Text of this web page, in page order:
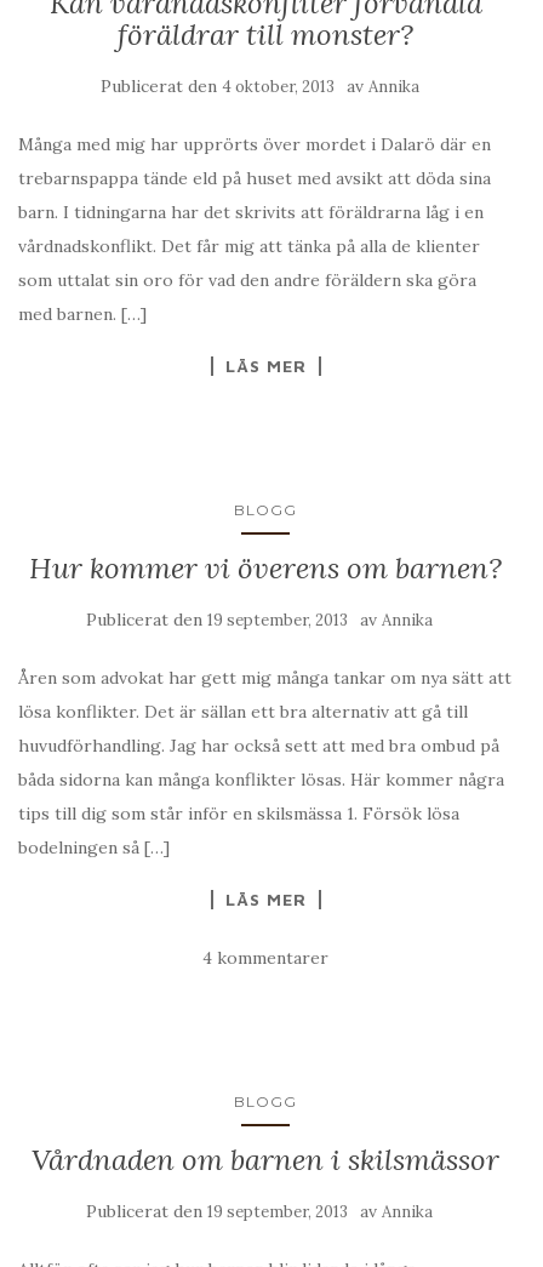
föräldrar till monster?
Publicerat den 4 oktober, 2013 av Annika
Många med mig har upprörts över mordet i Dalarö där en
trebarnspappa tände eld på huset med avsikt att döda sina
barn. I tidningarna har det skrivits att föräldrarna låg i en
vårdnadskonflikt. Det får mig att tänka på alla de klienter
som uttalat sin oro för vad den andre föräldern ska göra
med barnen. […]
LÄS MER
BLOGG
Hur kommer vi överens om barnen?
Publicerat den 19 september, 2013 av Annika
Åren som advokat har gett mig många tankar om nya sätt att
lösa konflikter. Det är sällan ett bra alternativ att gå till
huvudförhandling. Jag har också sett att med bra ombud på
båda sidorna kan många konflikter lösas. Här kommer några
tips till dig som står inför en skilsmässa 1. Försök lösa
bodelningen så […]
LÄS MER
4 kommentarer
BLOGG
Vårdnaden om barnen i skilsmässor
Publicerat den 19 september, 2013 av Annika